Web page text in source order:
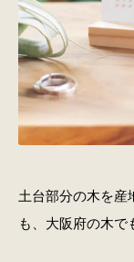
土台部分の木を産
も、大阪府の木で